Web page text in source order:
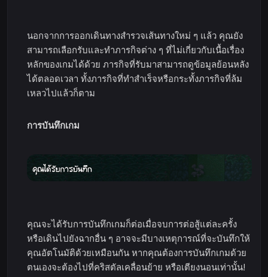
นอกจากการออกเดินทางสำรวจเส้นทางใหม่ ๆ แล้ว คุณยัง
สามารถเลือกรับและทำภารกิจต่าง ๆ ที่ไม่เกี่ยวกับเนื้อเรื่อง
หลักของเกมได้ด้วย ภารกิจที่รับมาสามารถดูข้อมูลย้อนหลัง
ได้ตลอดเวลา ทั้งภารกิจที่ทำสำเร็จหรือกระทั้งภารกิจที่ล้ม
เหลวไปแล้วก็ตาม
การบันทึกเกม
คุณจะได้รับการบันทึกเกมก็ต่อเมื่อจบการต่อสู้แต่ละครั้ง
หรือเดินไปยังฉากอื่น ๆ อาจจะมีบางเหตุการณ์ที่จะบันทึกให้
คุณอัตโนมัติด้วยเหมือนกัน หากคุณต้องการบันทึกเกมด้วย
ตนเองจะต้องไปที่คริสตัลเคลื่อนย้าย หรือเตียงนอนเท่านั้น!